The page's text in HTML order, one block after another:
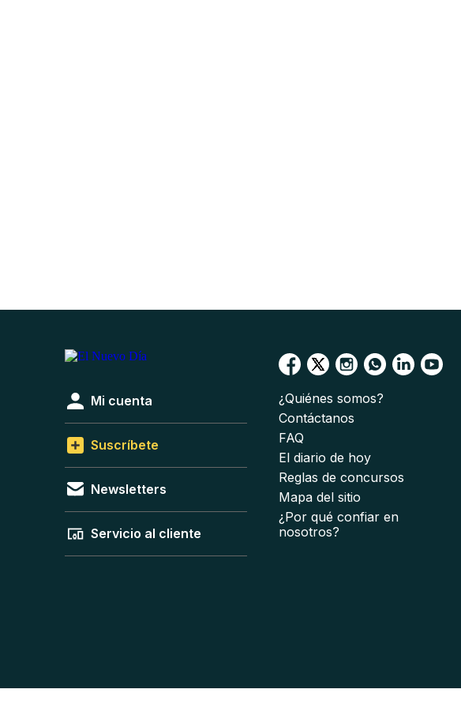
Mi cuenta
Suscríbete
Newsletters
Servicio al cliente
¿Quiénes somos?
Contáctanos
FAQ
El diario de hoy
Reglas de concursos
Mapa del sitio
¿Por qué confiar en
nosotros?